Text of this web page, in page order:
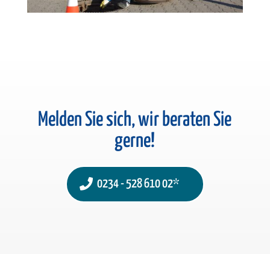
Melden Sie sich, wir beraten Sie
gerne!
0234 - 528 610 02*